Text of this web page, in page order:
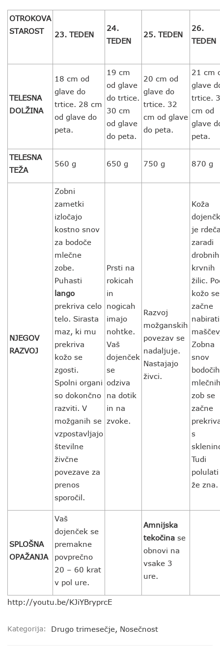
OTROKOVA
STAROST
23. TEDEN
24.
TEDEN
25. TEDEN
26.
TEDEN
TELESNA
DOLŽINA
18 cm od
glave do
trtice. 28 cm
od glave do
peta.
19 cm
od glave
do trtice.
30 cm
od glave
do peta.
20 cm od
glave do
trtice. 32
cm od glave
do peta.
21 cm
glave
trtice.
cm od
glave
peta.
TELESNA
TEŽA
560 g 650 g 750 g 870 g
NJEGOV
RAZVOJ
Zobni
zametki
izločajo
kostno snov
za bodoče
mlečne
zobe.
Puhasti
lango
prekriva celo
telo. Sirasta
maz, ki mu
prekriva
kožo se
zgosti.
Spolni organi
so dokončno
razviti. V
možganih se
vzpostavljajo
številne
živčne
povezave za
prenos
sporočil.
Prsti na
rokicah
in
nogicah
imajo
nohtke.
Vaš
dojenček
se
odziva
na dotik
in na
zvoke.
Razvoj
možganskih
povezav se
nadaljuje.
Nastajajo
živci.
Koža
je
zaradi
drobnih
krvnih
žilic.
kožo se
začne
nabirati
Zobna
snov
bodočih
zob se
začne
s
Tudi
polulati
že zna.
SPLOŠNA
OPAŽANJA
Vaš
dojenček se
premakne
povprečno
20 – 60 krat
v pol ure.
Amnijska
tekočina se
obnovi na
vsake 3
ure.
http://youtu.be/KJiYBryprcE
Kategorija: Drugo trimesečje, Nosečnost